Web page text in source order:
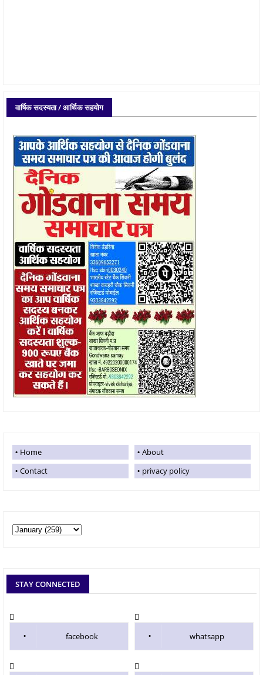
वार्षिक सदस्यता / आर्थिक सहयोग
Home
About
Contact
privacy policy
STAY CONNECTED
facebook whatsapp